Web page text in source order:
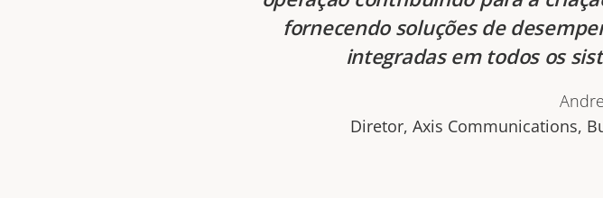
fornecendo soluções de
integradas em todos os
Diretor, Axis Communications,